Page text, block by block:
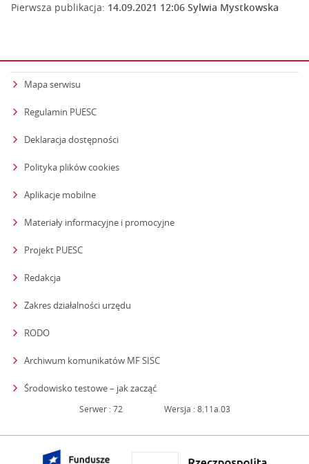
Pierwsza publikacja: 14.09.2021 12:06 Sylwia Mystkowska
Mapa serwisu
Regulamin PUESC
Deklaracja dostępności
Polityka plików cookies
Aplikacje mobilne
Materiały informacyjne i promocyjne
Projekt PUESC
Redakcja
Zakres działalności urzędu
RODO
Archiwum komunikatów MF SISC
Środowisko testowe – jak zacząćstrona otwiera się w nowym oknie
Serwer : 72 Wersja : 8.11a.03